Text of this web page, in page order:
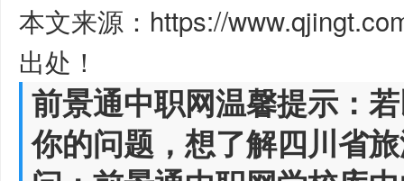
本文来源：https://
出处！
前景通中职网温馨提示：
你的问题，想了解四川省